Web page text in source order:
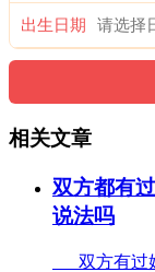
出生日期
相关文章
双方都有
说法吗
双方有过